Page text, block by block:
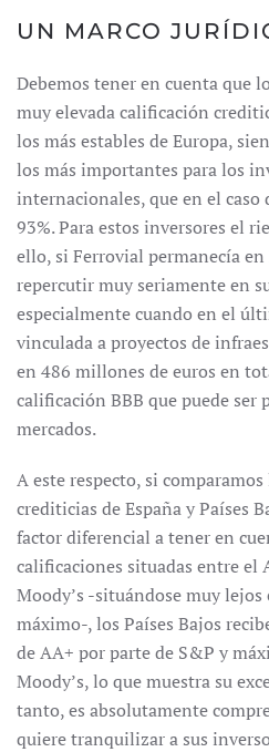
UN MARCO
Debemos tener en cuenta que
muy elevada calificación
los más estables de Europa,
los más importantes para los
internacionales, que en el caso
93%. Para estos inversores el
ello, si Ferrovial permanecía en
repercutir muy seriamente en
especialmente cuando en el
vinculada a proyectos de
en 486 millones de euros en
calificación BBB que puede ser
mercados.
A este respecto, si
crediticias de España y Países
factor diferencial a tener en
calificaciones situadas entre el
Moody’s -situándose muy lejos
máximo-, los Países Bajos
de AA+ por parte de S&P y
Moody’s, lo que muestra su
tanto, es absolutamente
quiere tranquilizar a sus